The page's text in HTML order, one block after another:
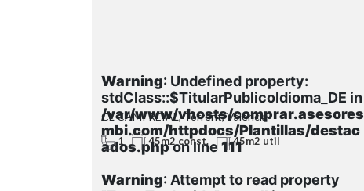
Warning: Undefined property:
stdClass::$TitularPublicoIdioma_DE in
/var/www/vhosts/comprar.asesores
mbi.com/httpdocs/Plantillas/destac
ados.phpon line111
Warning: Attempt to read property
CL CAMI REIAL, Torrent, Valencia
1 45m2 const. 45m2 util